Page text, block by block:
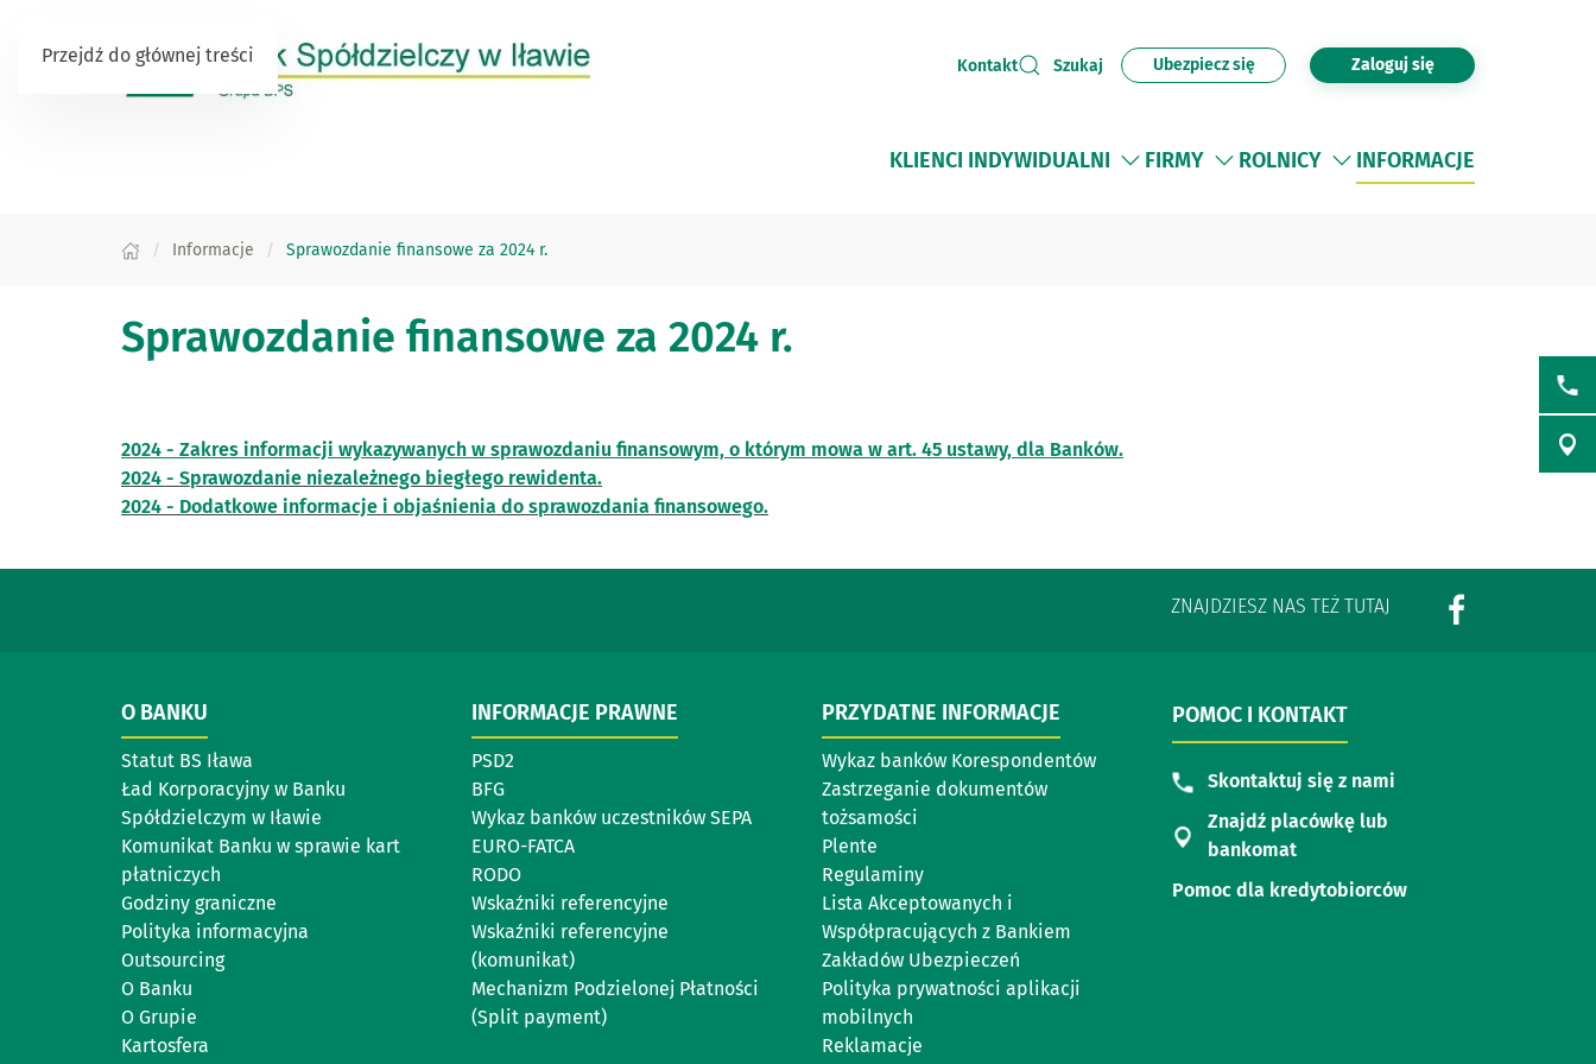
Przejdź do głównej treści Kontakt Szukaj Ubezpiecz się Zaloguj się
KLIENCI INDYWIDUALNI FIRMY ROLNICY INFORMACJE
Informacje Sprawozdanie finansowe za 2024 r.
Sprawozdanie finansowe za 2024 r.
2024 - Zakres informacji wykazywanych w sprawozdaniu finansowym, o którym mowa w art. 45 ustawy, dla Banków.
2024 - Sprawozdanie niezależnego biegłego rewidenta.
2024 - Dodatkowe informacje i objaśnienia do sprawozdania finansowego.
ZNAJDZIESZ NAS TEŻ TUTAJ
O BANKU
Statut BS Iława
Ład Korporacyjny w Banku
Spółdzielczym w Iławie
Komunikat Banku w sprawie kart
płatniczych
Godziny graniczne
Polityka informacyjna
Outsourcing
O Banku
O Grupie
Kartosfera
INFORMACJE PRAWNE
PSD2
BFG
Wykaz banków uczestników SEPA
EURO-FATCA
RODO
Wskaźniki referencyjne
Wskaźniki referencyjne
(komunikat)
Mechanizm Podzielonej Płatności
(Split payment)
PRZYDATNE INFORMACJE
Wykaz banków Korespondentów
Zastrzeganie dokumentów
tożsamości
Plente
Regulaminy
Lista Akceptowanych i
Współpracujących z Bankiem
Zakładów Ubezpieczeń
Polityka prywatności aplikacji
mobilnych
Reklamacje
POMOC I KONTAKT
Skontaktuj się z nami
Znajdź placówkę lub
bankomat
Pomoc dla kredytobiorców